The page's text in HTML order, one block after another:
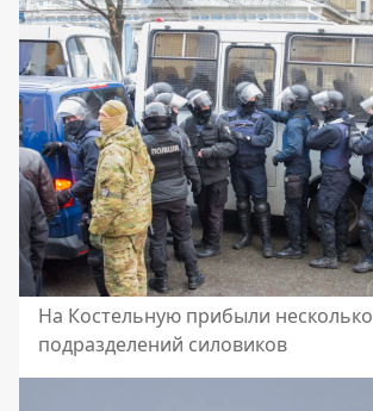
На Костельную прибыли несколько
подразделений силовиков